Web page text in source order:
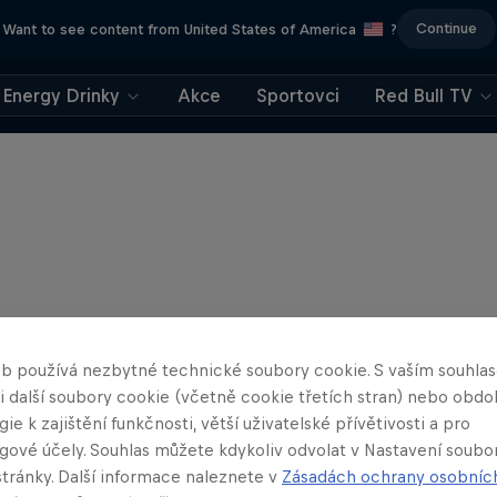
Want to see content from United States of America ? Continue
Energy Drinky Akce Sportovci Red Bull TV
používá nezbytné technické soubory cookie. S vaším
další soubory cookie (včetně cookie třetích stran) nebo
k zajištění funkčnosti, větší uživatelské přívětivosti a pro
účely. Souhlas můžete kdykoliv odvolat v Nastavení
Další informace naleznete v Zásadách ochrany